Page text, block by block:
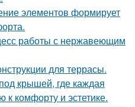
элементов формирует
работы с нержавеющим
для террасы.
крышей, где каждая
комфорту и эстетике.